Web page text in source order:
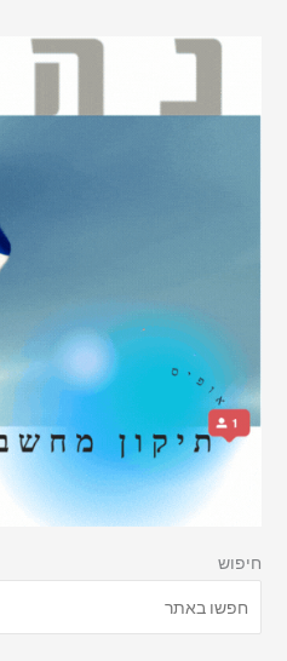
חיפוש